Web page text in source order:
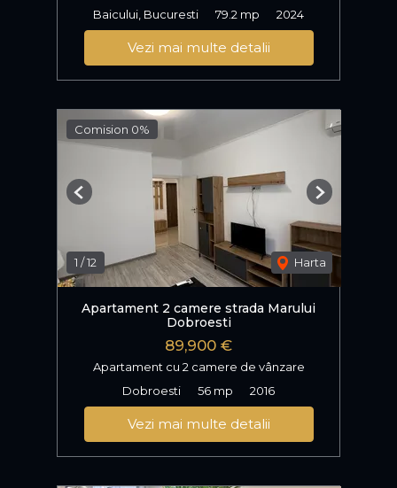
Baicului, Bucuresti 79.2 mp 2024
Vezi mai multe detalii
Comision 0%
1 /12 Harta
Previous Next
Apartament 2 camere strada Marului
Dobroesti
89,900 €
Apartament cu 2 camere de vânzare
Dobroesti
56 mp 2016
Vezi mai multe detalii